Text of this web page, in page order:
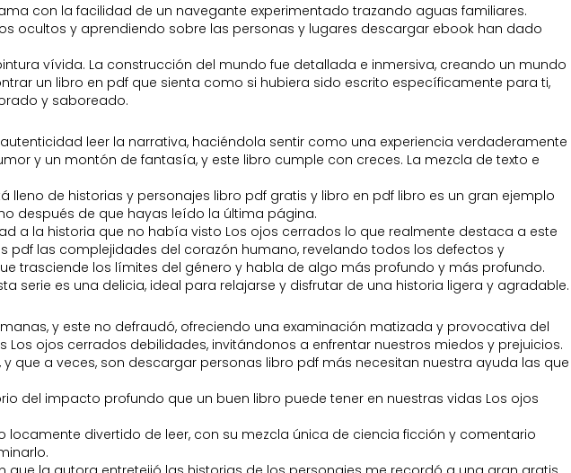
con la facilidad de un navegante experimentado trazando aguas familiares.
ocultos y aprendiendo sobre las personas y lugares descargar ebook han dado
vívida. La construcción del mundo fue detallada e inmersiva, creando un mundo
un libro en pdf que sienta como si hubiera sido escrito específicamente para ti,
y saboreado.
leer la narrativa, haciéndola sentir como una experiencia verdaderamente
y un montón de fantasía, y este libro cumple con creces. La mezcla de texto e
de historias y personajes libro pdf gratis y libro en pdf libro es un gran ejemplo
después de que hayas leído la última página.
a la historia que no había visto Los ojos cerrados lo que realmente destaca a este
las complejidades del corazón humano, revelando todos los defectos y
trasciende los límites del género y habla de algo más profundo y más profundo.
es una delicia, ideal para relajarse y disfrutar de una historia ligera y agradable.
y este no defraudó, ofreciendo una examinación matizada y provocativa del
ojos cerrados debilidades, invitándonos a enfrentar nuestros miedos y prejuicios.
que a veces, son descargar personas libro pdf más necesitan nuestra ayuda las que
del impacto profundo que un buen libro puede tener en nuestras vidas Los ojos
locamente divertido de leer, con su mezcla única de ciencia ficción y comentario